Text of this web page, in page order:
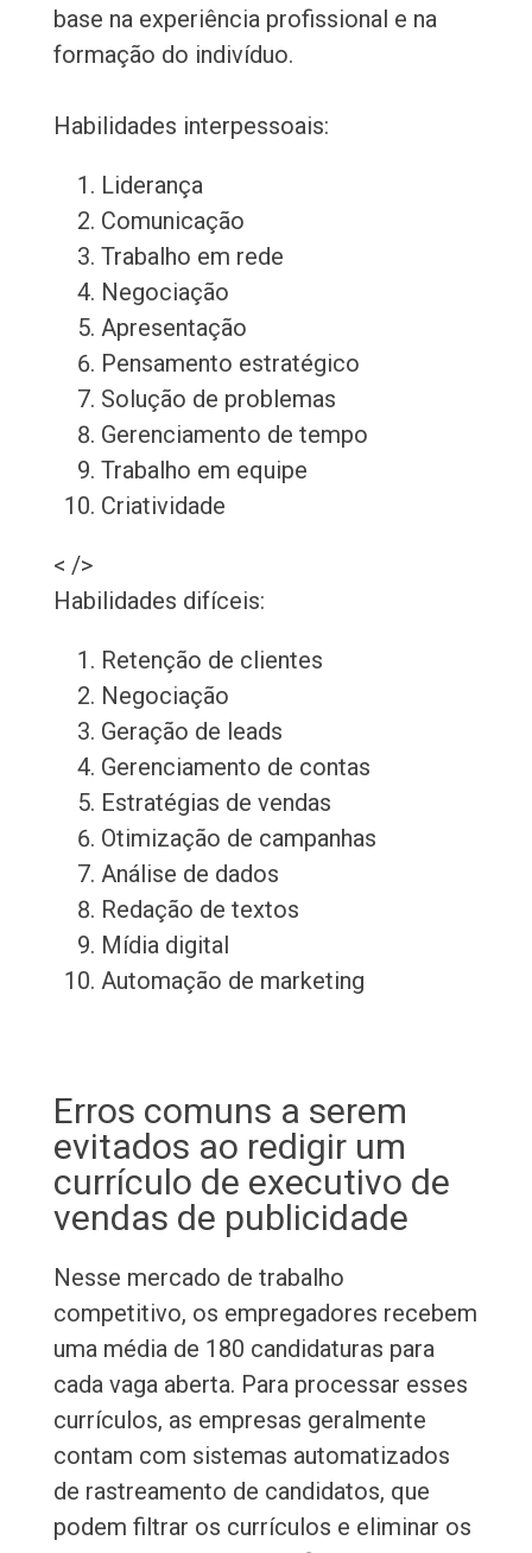
base na experiência profissional e na
formação do indivíduo.
Habilidades interpessoais:
Liderança
Comunicação
Trabalho em rede
Negociação
Apresentação
Pensamento estratégico
Solução de problemas
Gerenciamento de tempo
Trabalho em equipe
Criatividade
< />
Habilidades difíceis:
Retenção de clientes
Negociação
Geração de leads
Gerenciamento de contas
Estratégias de vendas
Otimização de campanhas
Análise de dados
Redação de textos
Mídia digital
Automação de marketing
Erros comuns a serem
evitados ao redigir um
currículo de executivo de
vendas de publicidade
Nesse mercado de trabalho
competitivo, os empregadores recebem
uma média de 180 candidaturas para
cada vaga aberta. Para processar esses
currículos, as empresas geralmente
contam com sistemas automatizados
de rastreamento de candidatos, que
podem filtrar os currículos e eliminar os